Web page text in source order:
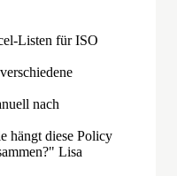
Listen für ISO
nach
hängt diese Policy
Lisa